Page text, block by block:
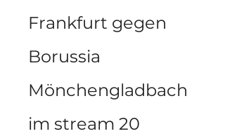
Frankfurt gegen
Borussia
Mönchengladbach
im stream 20